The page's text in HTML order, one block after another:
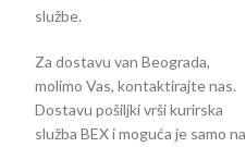
službe.
Za dostavu van Beograda,
molimo Vas, kontaktirajte nas.
Dostavu pošiljki vrši kurirska
služba BEX i moguća je samo na